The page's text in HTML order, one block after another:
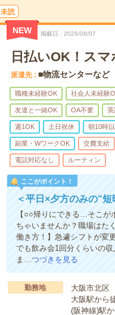
未読
NEW 掲載日 2026/08/07
日払いOK！ス
派遣先 ■物流センターな
職種未経験OK 社会人未経験
友達と一緒OK OA不要 英
週1OK 土日祝休 朝10時
副業・WワークOK 交費支給
電話対応なし ルーティン
ここがポイント！
＜平日×夕方のみの“
【○○帰りにできる…そこが
ちゃいませんか？職場はた
働き方！】急遽シフトが変
でも飲み会1回分くらいの
ま…つづきを見る
勤務地
大阪市北区
大阪駅から
(阪神線)駅